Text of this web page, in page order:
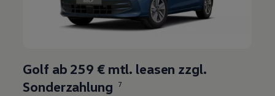
Golf ab 259 €mtl. leasen zzgl.
Sonderzahlung
7